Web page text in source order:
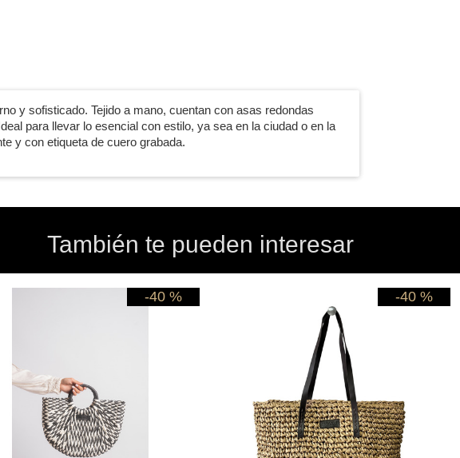
y sofisticado. Tejido a mano, cuentan con asas redondas
para llevar lo esencial con estilo, ya sea en la ciudad o en la
y con etiqueta de cuero grabada.
También te pueden interesar
-40 % -40 %